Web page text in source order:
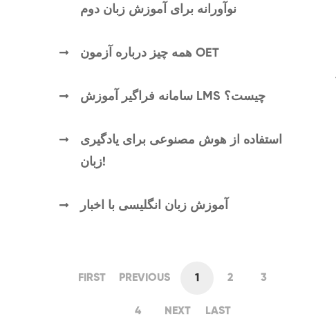
نوآورانه برای آموزش زبان دوم
همه چیز درباره آزمون OET
سامانه فراگیر آموزش LMS چیست؟
استفاده از هوش مصنوعی برای یادگیری
زبان!
آموزش زبان انگلیسی با اخبار
FIRST PREVIOUS 1 2 3
4 NEXT LAST